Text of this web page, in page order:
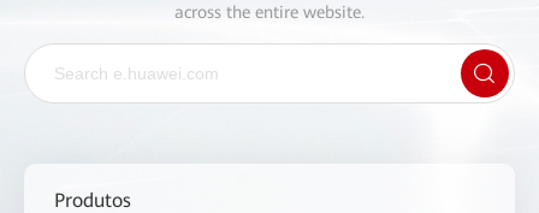
across the entire website.
Produtos